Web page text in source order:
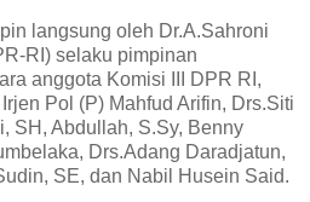
langsung oleh Dr.A.Sahroni
RI) selaku pimpinan
anggota Komisi III DPR RI,
Pol (P) Mahfud Arifin, Drs.Siti
SH, Abdullah, S.Sy, Benny
Drs.Adang Daradjatun,
SE, dan Nabil Husein Said.